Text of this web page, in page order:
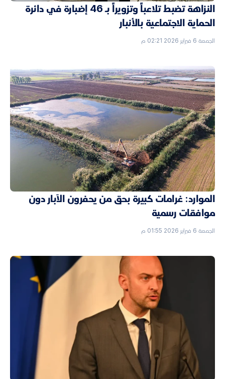
النزاهة تضبط تلاعباً وتزويراً بـ 46 إضبارة في دائرة
الحماية الاجتماعية بالأنبار
الجمعة 6 فبراير 2026 02:21 م
الموارد: غرامات كبيرة بحق من يحفرون الآبار دون
موافقات رسمية
الجمعة 6 فبراير 2026 01:55 م